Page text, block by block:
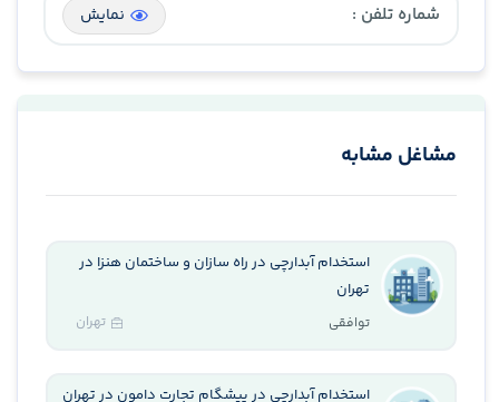
شماره تلفن : نمایش
مشاغل مشابه
استخدام آبدارچی در راه سازان و ساختمان هنزا در
تهران
توافقی تهران
استخدام آبدارچی در پیشگام تجارت دامون در تهران